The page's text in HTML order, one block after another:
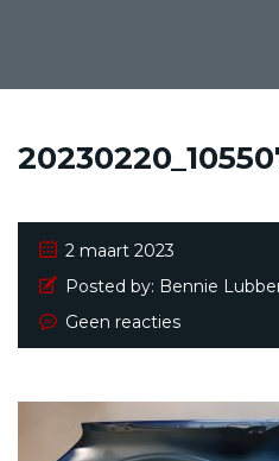
2 maart 2023
Posted by: Bennie
Geen reacties